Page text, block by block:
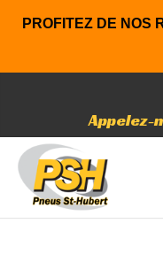
PROFITEZ DE NOS
Appelez-